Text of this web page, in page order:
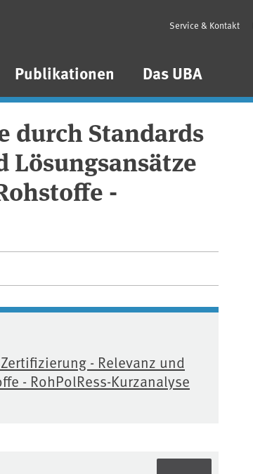
Publikationen Das UBA
Service & Kontakt
durch Standards
-
- Relevanz und
- RohPolRess-Kurzanalyse